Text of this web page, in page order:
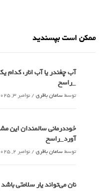
ممکن است بپسندید
آب چغندر یا آب انار،
_راسخ
توسطسامان باقری / نوامبر 3, 2025
خوددرمانی سالمندان این
آورد_راسخ
توسطسامان باقری / نوامبر 2, 2025
نان می‌تواند یار سلامتی